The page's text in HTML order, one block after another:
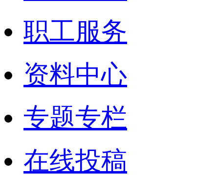
职工服务
资料中心
专题专栏
在线投稿